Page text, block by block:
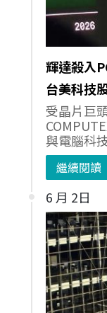
輝達殺入
台美科技
受晶片巨
與電腦科
繼續閱讀
6 月 2日